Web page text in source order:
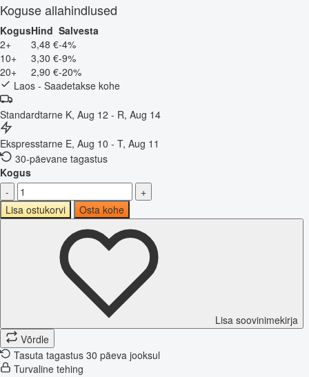
Koguse allahindlused
KogusHind Salvesta
2+
3,48 €-4%
10+
3,30 €-9%
20+
2,90 €-20%
Laos - Saadetakse kohe
Standardtarne K, Aug 12 - R, Aug 14
Ekspresstarne E, Aug 10 - T, Aug 11
30-päevane tagastus
Kogus
-
+
Lisa ostukorvi
Osta kohe
Lisa soovinimekirja
Võrdle
Tasuta tagastus 30 päeva jooksul
Turvaline tehing